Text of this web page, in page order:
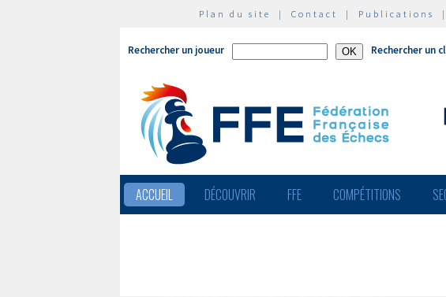
Plan du site | Contact | Publications
Rechercher un joueur Rechercher un
ACCUEIL DÉCOUVRIR FFE COMPÉTITIONS